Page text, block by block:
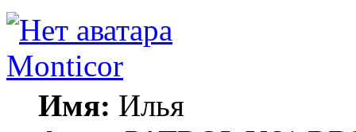
Monticor
Имя: Илья